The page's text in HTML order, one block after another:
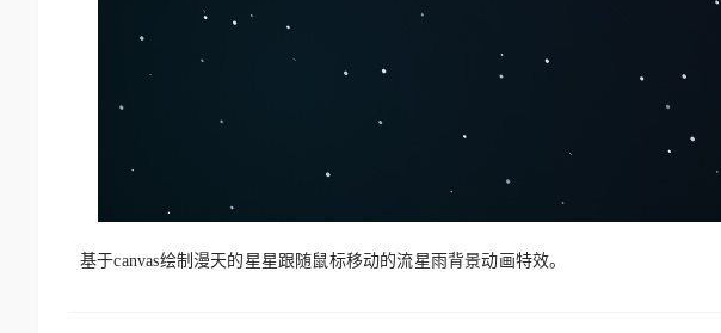
基于canvas绘制漫天的星星跟随鼠标移动的流星雨背景动画特效。